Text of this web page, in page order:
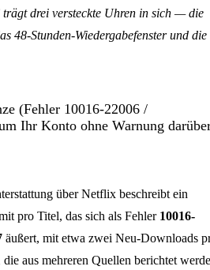
drei versteckte Uhren in sich — die
48-Stunden-Wiedergabefenster und die
(Fehler 10016-22006 /
Ihr Konto ohne Warnung
über Netflix beschreibt ein
pro Titel, das sich als Fehler 10016-
äußert, mit etwa zwei Neu-Downloads
aus mehreren Quellen berichtet